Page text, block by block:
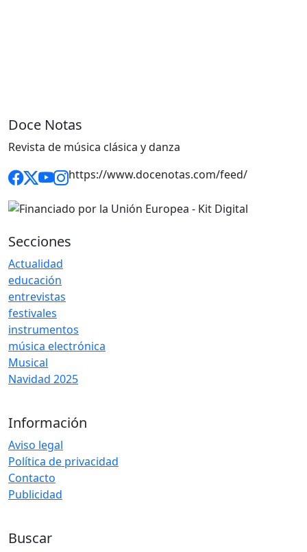
Doce Notas
Revista de música clásica y danza
https://www.docenotas.com/feed/
Secciones
Actualidad
educación
entrevistas
festivales
instrumentos
música electrónica
Musical
Navidad 2025
Información
Aviso legal
Política de privacidad
Contacto
Publicidad
Buscar